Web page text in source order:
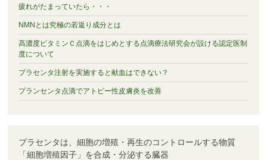
疲れがたまっていたら・・・
NMNとは究極の若返り成分とは
高濃度ビタミンＣ点滴をはじめとする点滴療法研究会が設ける認定医制
度について
プラセンタ注射を実施すると献血はできない？
プランセンタ点滴でアトピー性皮膚炎を改善
プラセンタは、細胞の増殖・再生のコントロールする物質
「細胞増殖因子」を合成・分泌する臓器